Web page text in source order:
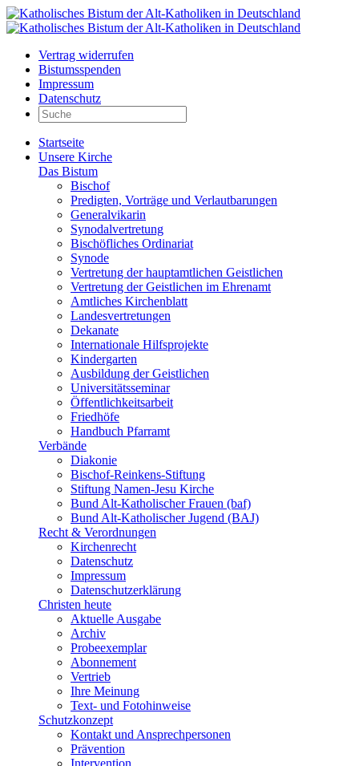
Vertrag widerrufen
Bistumsspenden
Impressum
Datenschutz
Startseite
Unsere Kirche
Das Bistum
Bischof
Predigten, Vorträge und Verlautbarungen
Generalvikarin
Synodalvertretung
Bischöfliches Ordinariat
Synode
Vertretung der hauptamtlichen Geistlichen
Vertretung der Geistlichen im Ehrenamt
Amtliches Kirchenblatt
Landesvertretungen
Dekanate
Internationale Hilfsprojekte
Kindergarten
Ausbildung der Geistlichen
Universitätsseminar
Öffentlichkeitsarbeit
Friedhöfe
Handbuch Pfarramt
Verbände
Diakonie
Bischof-Reinkens-Stiftung
Stiftung Namen-Jesu Kirche
Bund Alt-Katholischer Frauen (baf)
Bund Alt-Katholischer Jugend (BAJ)
Recht & Verordnungen
Kirchenrecht
Datenschutz
Impressum
Datenschutzerklärung
Christen heute
Aktuelle Ausgabe
Archiv
Probeexemplar
Abonnement
Vertrieb
Ihre Meinung
Text- und Fotohinweise
Schutzkonzept
Kontakt und Ansprechpersonen
Prävention
Intervention